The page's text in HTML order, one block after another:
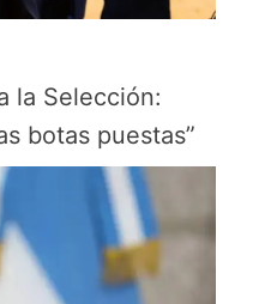
la Selección:
botas puestas”